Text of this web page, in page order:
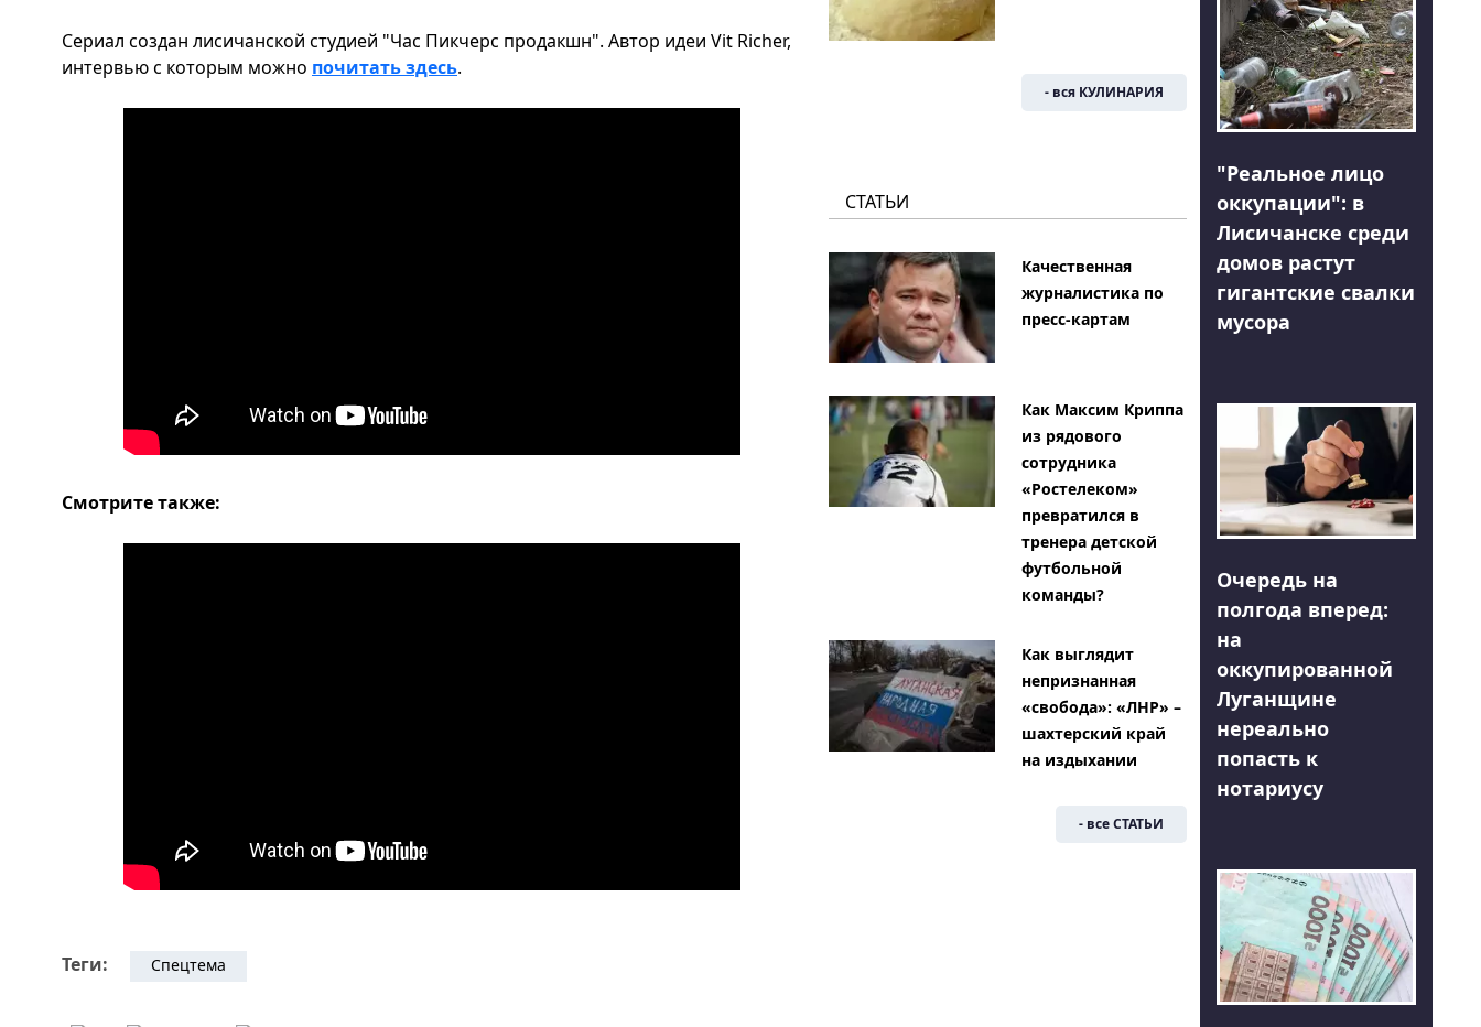
Сериал создан лисичанской студией "Час Пикчерс продакшн". Автор идеи Vit Richer,
интервью с которым можно почитать здесь.
Смотрите также:
Теги: Спецтема
- вся КУЛИНАРИЯ
СТАТЬИ
Качественная
журналистика по
пресс-картам
Как Максим Криппа
из рядового
сотрудника
«Ростелеком»
превратился в
тренера детской
футбольной
команды?
Как выглядит
непризнанная
«свобода»: «ЛНР» –
шахтерский край
на издыхании
- все СТАТЬИ
"Реальное лицо
оккупации": в
Лисичанске среди
домов растут
гигантские свалки
мусора
Очередь на
полгода вперед:
на
оккупированной
Луганщине
нереально
попасть к
нотариусу